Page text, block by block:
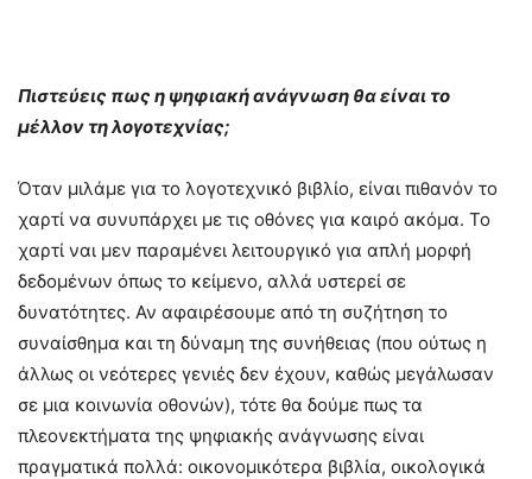
Πιστεύεις πως η ψηφιακή ανάγνωση θα είναι το
μέλλον τη λογοτεχνίας;
Όταν μιλάμε για το λογοτεχνικό βιβλίο, είναι πιθανόν το
χαρτί να συνυπάρχει με τις οθόνες για καιρό ακόμα. Το
χαρτί ναι μεν παραμένει λειτουργικό για απλή μορφή
δεδομένων όπως το κείμενο, αλλά υστερεί σε
δυνατότητες. Αν αφαιρέσουμε από τη συζήτηση το
συναίσθημα και τη δύναμη της συνήθειας (που ούτως η
άλλως οι νεότερες γενιές δεν έχουν, καθώς μεγάλωσαν
σε μια κοινωνία οθονών), τότε θα δούμε πως τα
πλεονεκτήματα της ψηφιακής ανάγνωσης είναι
πραγματικά πολλά: οικονομικότερα βιβλία, οικολογικά